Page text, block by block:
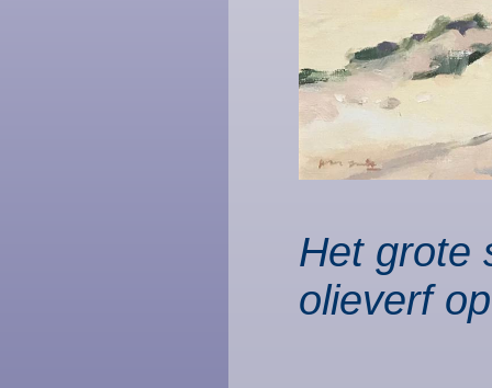
Het grote
olieverf